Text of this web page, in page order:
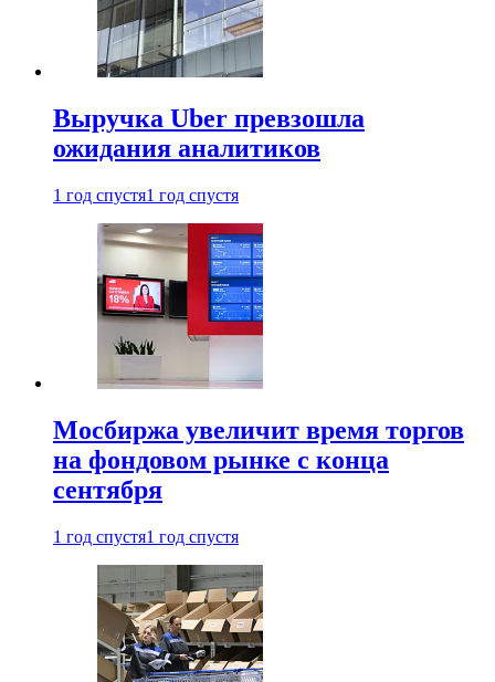
Выручка Uber превзошла
ожидания аналитиков
1 год спустя1 год спустя
Мосбиржа увеличит время торгов
на фондовом рынке с конца
сентября
1 год спустя1 год спустя